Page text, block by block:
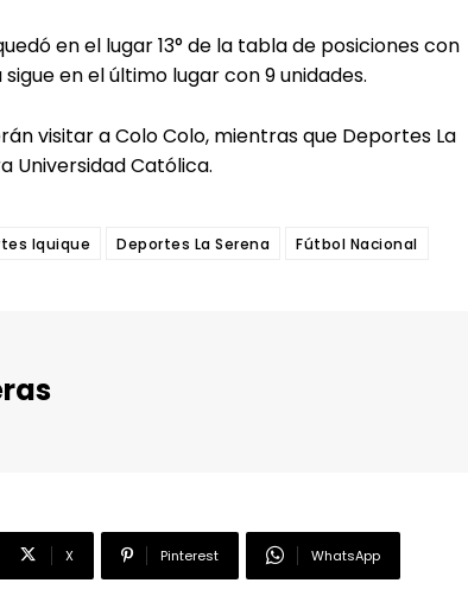
en el lugar 13° de la tabla de posiciones con
en el último lugar con 9 unidades.
visitar a Colo Colo, mientras que Deportes La
Universidad Católica.
Iquique Deportes La Serena Fútbol Nacional
X Pinterest WhatsApp